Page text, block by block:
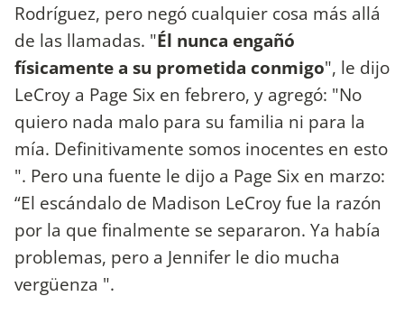
Rodríguez, pero negó cualquier cosa más allá
de las llamadas. "Él nunca engañó
físicamente a su prometida conmigo", le dijo
LeCroy a Page Six en febrero, y agregó: "No
quiero nada malo para su familia ni para la
mía. Definitivamente somos inocentes en esto
". Pero una fuente le dijo a Page Six en marzo:
“El escándalo de Madison LeCroy fue la razón
por la que finalmente se separaron. Ya había
problemas, pero a Jennifer le dio mucha
vergüenza ".